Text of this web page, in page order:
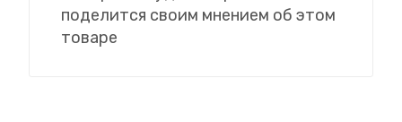
поделится своим мнением об этом
товаре